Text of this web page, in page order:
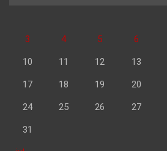
3 4 5 6
10 11 12 13
17 18 19 20
24 25 26 27
31